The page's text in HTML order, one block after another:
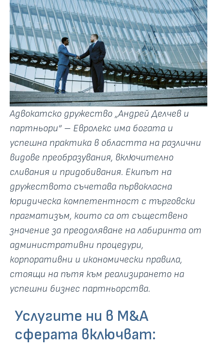
Адвокатско дружество „Андрей Делчев и
партньори“ – Евролекс има богата и
успешна практика в областта на различни
видове преобразувания, включително
сливания и придобивания. Екипът на
дружеството съчетава първокласна
юридическа компетентност с търговски
прагматизъм, които са от съществено
значение за преодоляване на лабиринта от
административни процедури,
корпоративни и икономически правила,
стоящи на пътя към реализирането на
успешни бизнес партньорства.
Услугите ни в M&A
сферата включват: